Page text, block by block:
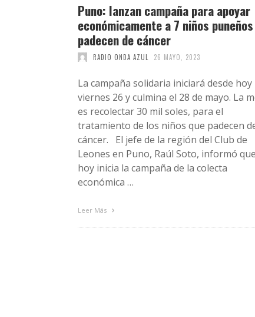
Puno: lanzan campaña para apoyar
económicamente a 7 niños
padecen de cáncer
RADIO ONDA AZUL 26 MAYO, 2023
La campaña solidaria iniciará desde hoy
viernes 26 y culmina el 28 de mayo. La
es recolectar 30 mil soles, para el
tratamiento de los niños que padecen
cáncer. El jefe de la región del Club de
Leones en Puno, Raúl Soto, informó
hoy inicia la campaña de la colecta
económica …
Leer Más